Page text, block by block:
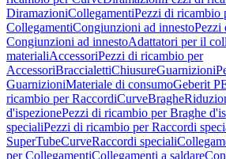
DiramazioniCollegamentiPezzi di ricambio
CollegamentiCongiunzioni ad innestoPezzi
Congiunzioni ad innestoAdattatori per il
materialiAccessoriPezzi di ricambio per
AccessoriBraccialettiChiusureGuarnizioni
GuarnizioniMateriale di consumoGeberit
ricambio per RaccordiCurveBraghe
d'ispezionePezzi di ricambio per Braghe
specialiPezzi di ricambio per Raccordi
SuperTubeCurveRaccordi speciali
per CollegamentiCollegamenti a saldare